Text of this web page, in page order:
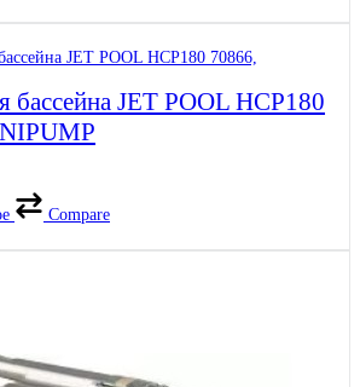
бассейна JET POOL HCP180
Compare